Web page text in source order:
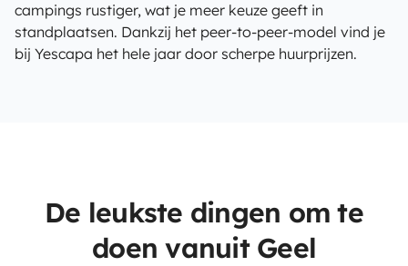
campings rustiger, wat je meer keuze geeft in
standplaatsen. Dankzij het peer-to-peer-model vind je
bij Yescapa het hele jaar door scherpe huurprijzen.
De leukste dingen om te
doen vanuit Geel